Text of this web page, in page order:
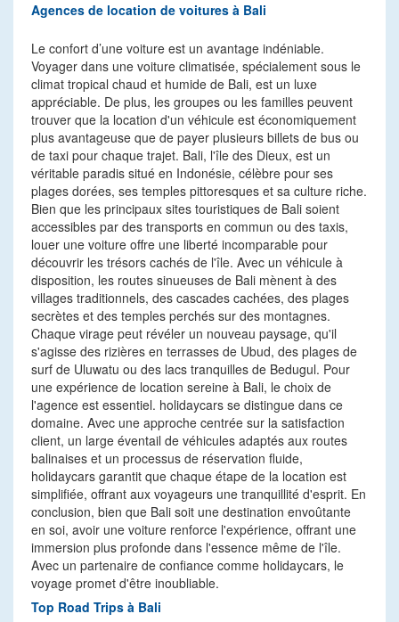
Agences de location de voitures à Bali
Le confort d’une voiture est un avantage indéniable.
Voyager dans une voiture climatisée, spécialement sous le
climat tropical chaud et humide de Bali, est un luxe
appréciable. De plus, les groupes ou les familles peuvent
trouver que la location d'un véhicule est économiquement
plus avantageuse que de payer plusieurs billets de bus ou
de taxi pour chaque trajet. Bali, l'île des Dieux, est un
véritable paradis situé en Indonésie, célèbre pour ses
plages dorées, ses temples pittoresques et sa culture riche.
Bien que les principaux sites touristiques de Bali soient
accessibles par des transports en commun ou des taxis,
louer une voiture offre une liberté incomparable pour
découvrir les trésors cachés de l'île. Avec un véhicule à
disposition, les routes sinueuses de Bali mènent à des
villages traditionnels, des cascades cachées, des plages
secrètes et des temples perchés sur des montagnes.
Chaque virage peut révéler un nouveau paysage, qu'il
s'agisse des rizières en terrasses de Ubud, des plages de
surf de Uluwatu ou des lacs tranquilles de Bedugul. Pour
une expérience de location sereine à Bali, le choix de
l'agence est essentiel. holidaycars se distingue dans ce
domaine. Avec une approche centrée sur la satisfaction
client, un large éventail de véhicules adaptés aux routes
balinaises et un processus de réservation fluide,
holidaycars garantit que chaque étape de la location est
simplifiée, offrant aux voyageurs une tranquillité d'esprit. En
conclusion, bien que Bali soit une destination envoûtante
en soi, avoir une voiture renforce l'expérience, offrant une
immersion plus profonde dans l'essence même de l'île.
Avec un partenaire de confiance comme holidaycars, le
voyage promet d'être inoubliable.
Top Road Trips à Bali